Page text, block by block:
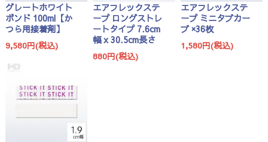
グレートホワイト
ボンド 100ml【か
つら用接着剤】
9,580円(税込)
エアフレックステ
ープ ロングストレ
ートタイプ 7.6cm
幅 x 30.5cm長さ
880円(税込)
エアフレックステ
ープ ミニタブカー
ブ ×36枚
1,580円(税込)